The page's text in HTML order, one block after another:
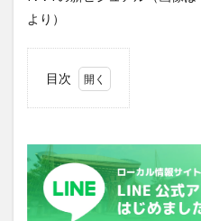
より）
目次
カレ
ーの
由来
とは